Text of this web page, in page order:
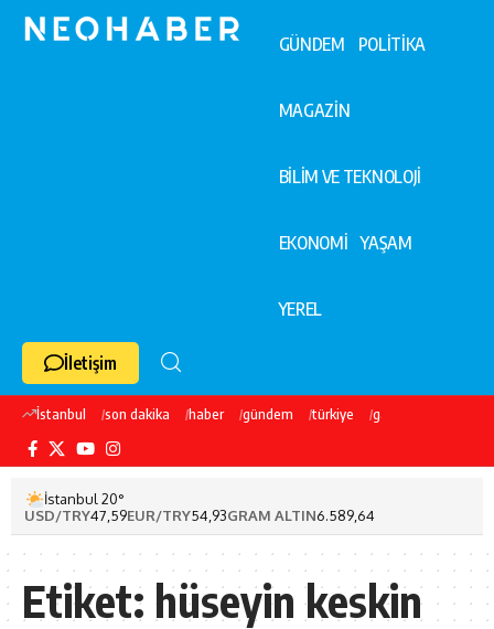
GÜNDEM POLİTİKA
MAGAZİN
BİLİM VE TEKNOLOJİ
EKONOMİ YAŞAM
YEREL
İletişim
İstanbul son dakika haber gündem türkiye galatasaray
İstanbul 20°
USD/TRY47,59EUR/TRY54,93GRAM ALTIN6.589,64
Etiket: hüseyin keskin